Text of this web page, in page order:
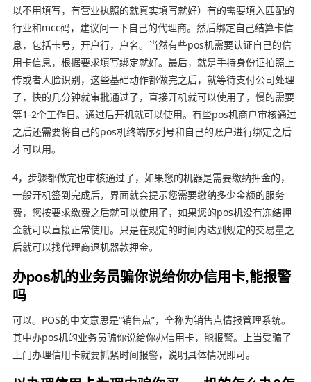
以不用填写，有营业执照的就真实填写就好）有的需要填入匹配的
行业和mcc码，建议问一下自己的代理商。然后绑定自己结算卡信
息，包括卡号，开户行，户名。当然有些pos机需要认证自己的信
用卡信息，根据要求填写绑定就好。最后，就是手持身份证拍照上
传或者人脸识别，这些基础动作都做完之后，就等待支付公司处理
了，快的几分钟就审批通过了，直接开机就可以使用了，慢的需要
等1-2个工作日。通过后开机就可以使用。有些pos机商户审核通过
之后还需要将自己的pos机终端序列号和自己的账户进行绑定之后
才可以用。
4，步骤都做完也审核通过了，如果您的机器是需要缴纳押金的，
一般开机签到完成后，界面就会提示您需要缴纳多少金额的服务
费，您按要求缴费之后就可以使用了，如果您的pos机没有冻结押
金就可以直接正常使用。只是在规定的时间内达到规定的交易量之
后就可以找代理商退机器款押金。
办pos机的业务员骗你说给你办信用卡,能报警
吗
可以。POS的中文意思是“销售点”，全称为销售点情报管理系统。
其中办pos机的业务员骗你说给你办信用卡，能报警。上当受骗了
上门办理信用卡就要抓紧时间报警，说明具体情况即可。